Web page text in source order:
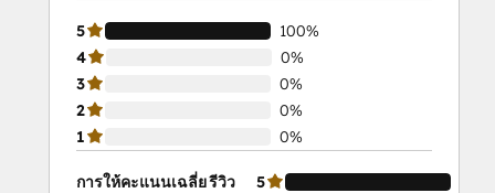
5
100%
4
0%
3
0%
2
0%
1
0%
การให้คะแนนเฉลี่ยรีวิว
5